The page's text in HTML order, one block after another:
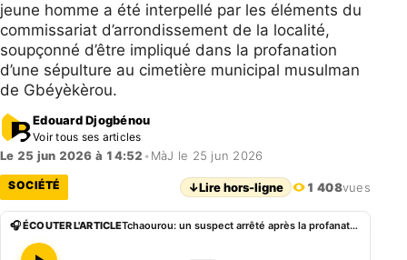
jeune homme a été interpellé par les éléments du
commissariat d’arrondissement de la localité,
soupçonné d’être impliqué dans la profanation
d’une sépulture au cimetière municipal musulman
de Gbéyèkèrou.
Edouard Djogbénou
Voir tous ses articles
Le 25 jun 2026 à 14:52 • MàJ le 25 jun 2026
SOCIÉTÉ ↓Lire hors-ligne 1 408vues
🎧 ÉCOUTER L'ARTICLE Tchaourou: un suspect arrêté après la profanation d’une tombe au cimetière musulman de Gbéyèkèrou